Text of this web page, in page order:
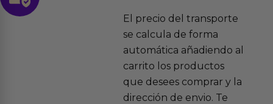
El precio del transporte
se calcula de forma
automática añadiendo al
carrito los productos
que desees comprar y la
dirección de envio. Te